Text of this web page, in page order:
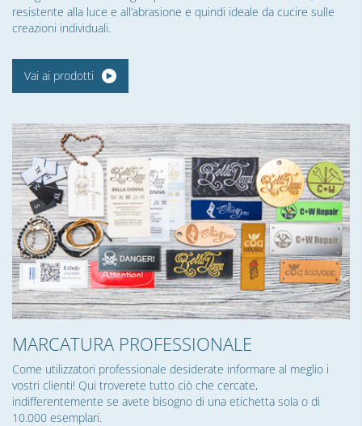
resistente alla luce e all’abrasione e quindi ideale da cucire sulle
creazioni individuali.
Vai ai prodotti
MARCATURA PROFESSIONALE
Come utilizzatori professionale desiderate informare al meglio i
vostri clienti! Qui troverete tutto ciò che cercate,
indifferentemente se avete bisogno di una etichetta sola o di
10.000 esemplari.